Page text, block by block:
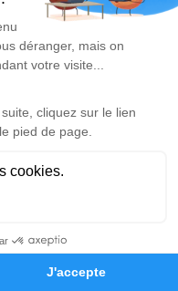
Alerte décès 90